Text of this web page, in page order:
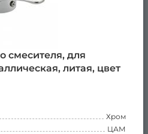
смесителя, для
литая, цвет
Хром
ЦАМ